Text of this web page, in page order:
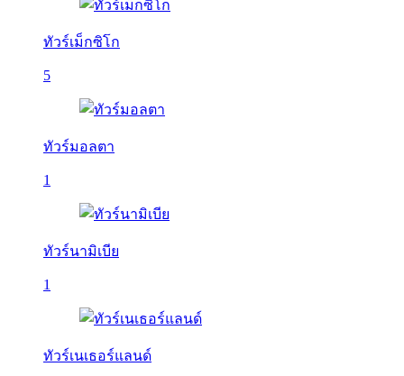
ทัวร์เม็กซิโก
5
ทัวร์มอลตา
1
ทัวร์นามิเบีย
1
ทัวร์เนเธอร์แลนด์